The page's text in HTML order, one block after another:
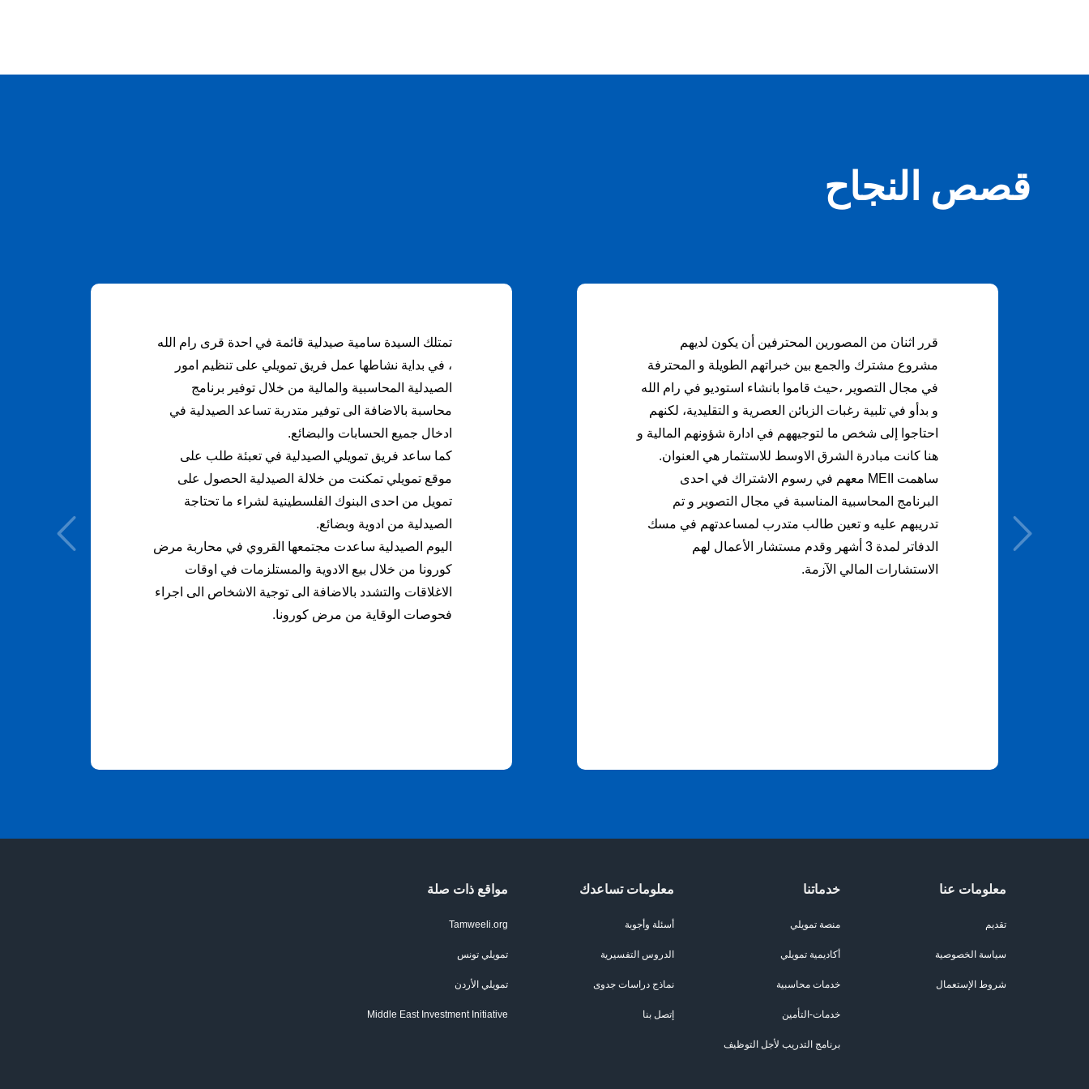
قصص النجاح
قرر اثنان من المصورين المحترفين أن يكون لديهم
مشروع مشترك والجمع بين خبراتهم الطويلة و المحترفة
في مجال التصوير ،حيث قاموا بانشاء استوديو في رام الله
و بدأو في تلبية رغبات الزبائن العصرية و التقليدية، لكنهم
احتاجوا إلى شخص ما لتوجيههم في ادارة شؤونهم المالية و
هنا كانت مبادرة الشرق الاوسط للاستثمار هي العنوان.
ساهمت MEII معهم في رسوم الاشتراك في احدى
البرنامج المحاسبية المناسبة في مجال التصوير و تم
تدريبهم عليه و تعين طالب متدرب لمساعدتهم في مسك
الدفاتر لمدة 3 أشهر وقدم مستشار الأعمال لهم
الاستشارات المالي الآزمة.
تمتلك السيدة سامية صيدلية قائمة في احدة قرى رام الله
، في بداية نشاطها عمل فريق تمويلي على تنظيم امور
الصيدلية المحاسبية والمالية من خلال توفير برنامج
محاسبة بالاضافة الى توفير متدربة تساعد الصيدلية في
ادخال جميع الحسابات والبضائع.
كما ساعد فريق تمويلي الصيدلية في تعبئة طلب على
موقع تمويلي تمكنت من خلالة الصيدلية الحصول على
تمويل من احدى البنوك الفلسطينية لشراء ما تحتاجة
الصيدلية من ادوية وبضائع.
اليوم الصيدلية ساعدت مجتمعها القروي في محاربة مرض
كورونا من خلال بيع الادوية والمستلزمات في اوقات
الاغلاقات والتشدد بالاضافة الى توجية الاشخاص الى اجراء
فحوصات الوقاية من مرض كورونا.
معلومات عنا
تقديم
سياسة الخصوصية
شروط الإستعمال
خدماتنا
منصة تمويلي
أكاديمية تمويلي
خدمات محاسبية
خدمات-التأمين
برنامج التدريب لأجل التوظيف
معلومات تساعدك
أسئلة وأجوبة
الدروس التفسيرية
نماذج دراسات جدوى
إتصل بنا
مواقع ذات صلة
Tamweeli.org
تمويلي تونس
تمويلي الأردن
Middle East Investment Initiative